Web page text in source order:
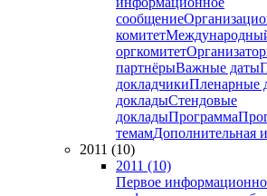
сообщение
комитет
оргкомитет
партнёрыВажные даты
докладчикиПленарные
докладыСтендовые
докладыПрограмма
темамДополнительная
2011 (10)
2011 (10)
Первое